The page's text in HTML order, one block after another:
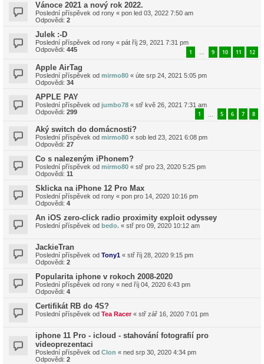
Vánoce 2021 a nový rok 2022.
Poslední příspěvek od rony « pon led 03, 2022 7:50 am
Odpovědi: 2
Julek :-D
Poslední příspěvek od rony « pát říj 29, 2021 7:31 pm
Odpovědi: 445 1 … 9 10 11 12
Apple AirTag
Poslední příspěvek od mirmo80 « úte srp 24, 2021 5:05 pm
Odpovědi: 34
APPLE PAY
Poslední příspěvek od jumbo78 « stř kvě 26, 2021 7:31 am
Odpovědi: 299 1 5 6 7 8
Aký switch do domácnosti?
Poslední příspěvek od mirmo80 « sob led 23, 2021 6:08 pm
Odpovědi: 27
Co s nalezeným iPhonem?
Poslední příspěvek od mirmo80 « stř pro 23, 2020 5:25 pm
Odpovědi: 11
Sklicka na iPhone 12 Pro Max
Poslední příspěvek od rony « pon pro 14, 2020 10:16 pm
Odpovědi: 4
An iOS zero-click radio proximity exploit odyssey
Poslední příspěvek od bedo. « stř pro 09, 2020 10:12 am
JackieTran
Poslední příspěvek od Tony1 « stř říj 28, 2020 9:15 pm
Odpovědi: 2
Popularita iphone v rokoch 2008-2020
Poslední příspěvek od rony « ned říj 04, 2020 6:43 pm
Odpovědi: 4
Certifikát RB do 4S?
Poslední příspěvek od Tea Racer« stř zář 16, 2020 7:01 pm
iphone 11 Pro - icloud - stahování fotografií pro
videoprezentaci
Poslední příspěvek od Clon « ned srp 30, 2020 4:34 pm
Odpovědi: 2